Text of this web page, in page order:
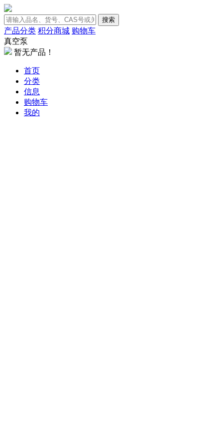
搜索
产品分类 积分商城 购物车
真空泵
暂无产品！
首页
分类
信息
购物车
我的